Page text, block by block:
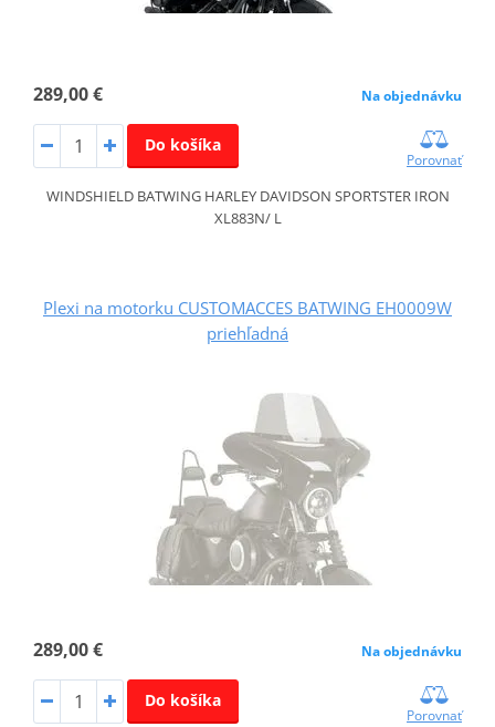
289,00 € Na objednávku
Do košíka
Porovnať
WINDSHIELD BATWING HARLEY DAVIDSON SPORTSTER IRON
XL883N/ L
Plexi na motorku CUSTOMACCES BATWING EH0009W
priehľadná
289,00 € Na objednávku
Do košíka
Porovnať